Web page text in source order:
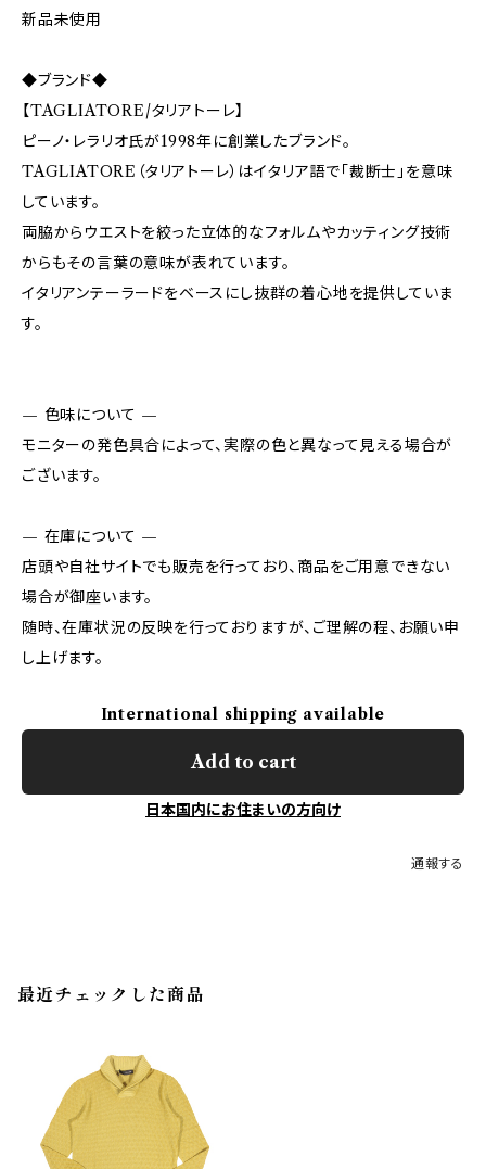
新品未使用
◆ブランド◆
【TAGLIATORE/タリアトーレ】
ピーノ・レラリオ氏が1998年に創業したブランド。
TAGLIATORE（タリアトーレ）はイタリア語で「裁断士」を意味
しています。
両脇からウエストを絞った立体的なフォルムやカッティング技術
からもその言葉の意味が表れています。
イタリアンテーラードをベースにし抜群の着心地を提供していま
す。
— 色味について —
モニターの発色具合によって、実際の色と異なって見える場合が
ございます。
— 在庫について —
店頭や自社サイトでも販売を行っており、商品をご用意できない
場合が御座います。
随時、在庫状況の反映を行っておりますが、ご理解の程、お願い申
し上げます。
International shipping available
Add to cart
日本国内にお住まいの方向け
通報する
最近チェックした商品